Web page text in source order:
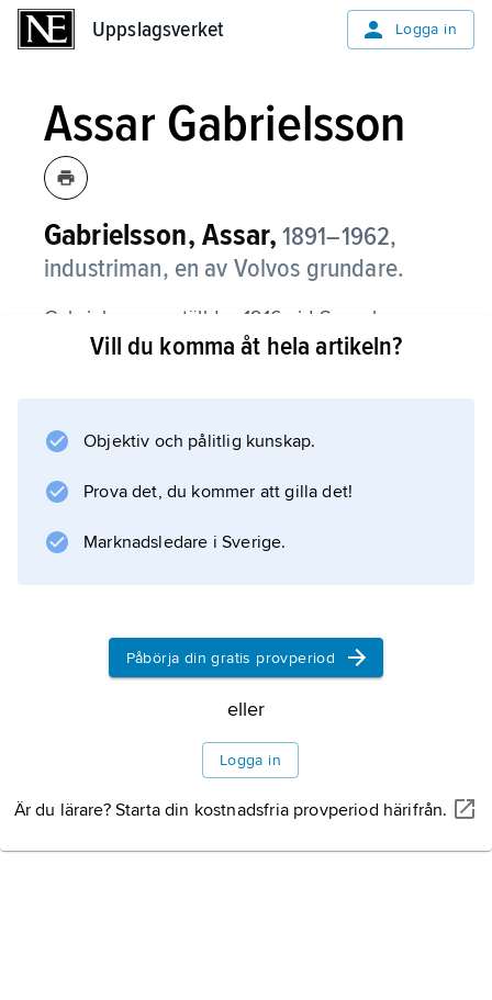
Uppslagsverket Logga in
Assar Gabrielsson
Gabrielsson, Assar, 1891–1962,
industriman, en av Volvos grundare.
Gabrielsson anställdes 1916 vid Svenska
Kullagerfabriken (SKF) och utsågs efter en
samarbete med Gustaf Larson för att starta en
bildades, med hjälp av SKF, AB Volvo.
och
Information om artikeln
Vill du komma åt hela artikeln?
Objektiv och pålitlig kunskap.
Prova det, du kommer att gilla det!
Marknadsledare i Sverige.
Påbörja din gratis provperiod
eller
Logga in
Är du lärare? Starta din kostnadsfria provperiod härifrån.